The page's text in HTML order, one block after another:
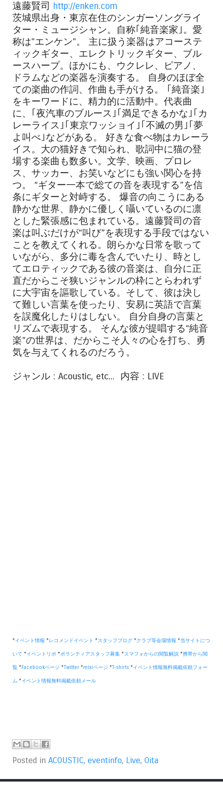
遠藤賢司 http://enken.com
茨城県出身・東京在住のシンガーソングライ
ター・ミュージシャン。自称｢純音楽家｣。愛
称は"エンケン"。 主に扱う楽器はアコーステ
ィックギター、エレクトリックギター、ブル
ースハープ。ほかにも、ウクレレ、ピアノ、
ドラムなどの楽器を演奏する。 自身のほぼ全
ての楽曲の作詞、作曲も手がける。 ｢純音楽｣
をキーワードに、精力的に活動中。代表曲
に、｢夜汽車のブルース｣｢満足できるかな｣｢カ
レーライス｣｢東京ワッショイ｣｢不滅の男｣｢夢
よ叫べ｣などがある。 好きな食べ物はカレーラ
イス。大の猫好きで知られ、歌詞中に猫の登
場する楽曲も数多い。文学、映画、プロレ
ス、サッカー、お笑いなどにも強い関心を持
つ。 “ギター一本で総ての音を表現する”を信
条にギターと対峙する。 爆音の向こうにある
静かな世界、静かに優しく囁いているのに凛
とした緊張感に包まれている。遠藤賢司の音
楽は叫ぶだけが“叫び”を表現する手段ではない
ことを教えてくれる。朗らかな日常を歌って
いながら、多分に毒を含んでいたり、時とし
てエロティックである彼の音楽は、自分に正
直だからこそ狭いジャンルの枠にとらわれず
に大宇宙を謳歌している。そして、彼は決し
て難しい言葉を使ったり、安易に英語で言葉
を誤魔化したりはしない。 自分自身の言葉と
リズムで表現する。 そんな彼が提唱する“純音
楽”の世界は、だからこそ人々の心を打ち、勇
気を与えてくれるのだろう。
ジャンル : Acoustic, etc... 内容 : LIVE
*イベント情報 *レコメンドイベント *スタッフブログ *クラブ等会場情報 *当サイトにつ
いて *イベントリポ *ボランティアスタッフ募集 *スマフォからの閲覧解説 *携帯から閲
覧 * Facebookページ *Twitter *mixiページ *T-shirts *イベント情報無料掲載依頼フォー
ム *イベント情報無料掲載依頼メール
Posted in ACOUSTIC, eventinfo, Live, Oita